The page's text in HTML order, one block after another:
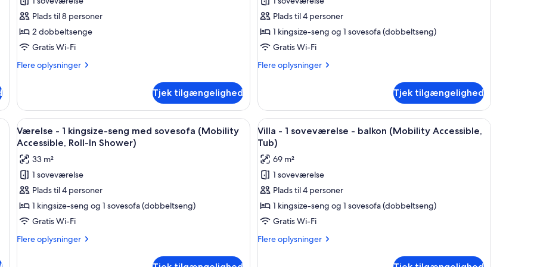
af
Villa
-
2
-
Plads til 8 personer
2 dobbeltsenge
Gratis Wi-Fi
Flere oplysninger
Flere
-
soveværelser
-
Tjek tilgængelighed
af
Villa
-
1
-
Plads til 4 personer
1 kingsize-seng og 1 sovesofa (dobbeltseng)
Gratis Wi-Fi
Flere oplysninger
Flere
-
soveværelse
-
balkon
Tjek tilgængelighed
en ventilator i loftet, et siddeområde med bord og stole, og udsigt til en golfbane gennem vinduet.
Indlæs
alle
billeder
af
Værelse
-
1
kingsize-
seng
Et hotelværelse med en stor seng, en ventilator i loftet, et siddeområde med bord og stole, og udsigt til en
3
Værelse - 1 kingsize-seng med sovesofa (Mobility
Accessible, Roll-In Shower)
33 m²
1 soveværelse
Plads til 4 personer
1 kingsize-seng og 1 sovesofa (dobbeltseng)
Gratis Wi-Fi
Flere oplysninger
Flere
Indlæs
alle
billeder
af
Villa
-
1
soveværelse
-
balkon
Et hotelværelse med en stor seng, et
5
Villa - 1 soveværelse - balkon (Mobility Accessible,
Tub)
69 m²
1 soveværelse
Plads til 4 personer
1 kingsize-seng og 1 sovesofa (dobbeltseng)
Gratis Wi-Fi
Flere oplysninger
Flere